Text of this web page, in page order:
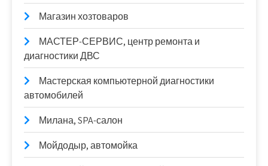
Магазин хозтоваров
МАСТЕР-СЕРВИС, центр ремонта и
диагностики ДВС
Мастерская компьютерной диагностики
автомобилей
Милана, SPA-салон
Мойдодыр, автомойка